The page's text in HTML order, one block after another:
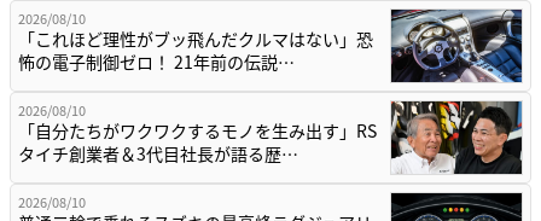
2026/08/10
「これほど理性がブッ飛んだクルマはない」恐
怖の電子制御ゼロ！ 21年前の伝説…
2026/08/10
「自分たちがワクワクするモノを生み出す」RS
タイチ創業者＆3代目社長が語る歴…
2026/08/10